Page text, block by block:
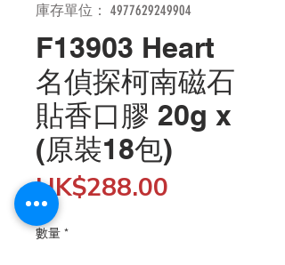
庫存單位： 4977629249904
F13903 Heart
名偵探柯南磁石
貼香口膠 20g x
(原裝18包)
HK$288.00
數量 *